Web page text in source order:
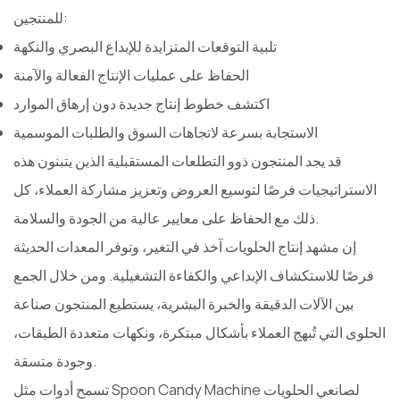
للمنتجين:
تلبية التوقعات المتزايدة للإبداع البصري والنكهة
الحفاظ على عمليات الإنتاج الفعالة والآمنة
اكتشف خطوط إنتاج جديدة دون إرهاق الموارد
الاستجابة بسرعة لاتجاهات السوق والطلبات الموسمية
قد يجد المنتجون ذوو التطلعات المستقبلية الذين يتبنون هذه
الاستراتيجيات فرصًا لتوسيع العروض وتعزيز مشاركة العملاء، كل
ذلك مع الحفاظ على معايير عالية من الجودة والسلامة.
إن مشهد إنتاج الحلويات آخذ في التغير، وتوفر المعدات الحديثة
فرصًا للاستكشاف الإبداعي والكفاءة التشغيلية. ومن خلال الجمع
بين الآلات الدقيقة والخبرة البشرية، يستطيع المنتجون صناعة
الحلوى التي تُبهج العملاء بأشكال مبتكرة، ونكهات متعددة الطبقات،
وجودة متسقة.
تسمح أدوات مثل Spoon Candy Machine لصانعي الحلويات